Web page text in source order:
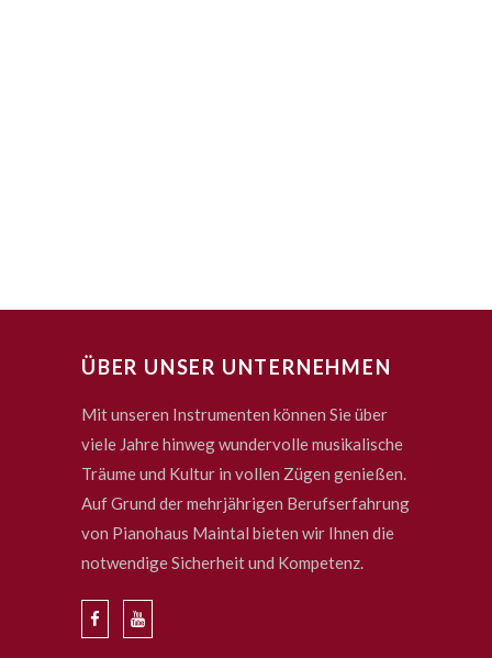
ÜBER UNSER UNTERNEHMEN
Mit unseren Instrumenten können Sie über
viele Jahre hinweg wundervolle musikalische
Träume und Kultur in vollen Zügen genießen.
Auf Grund der mehrjährigen Berufserfahrung
von Pianohaus Maintal bieten wir Ihnen die
notwendige Sicherheit und Kompetenz.